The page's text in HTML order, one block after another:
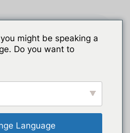
und
mit
might be speaking a
Do you want to
Language